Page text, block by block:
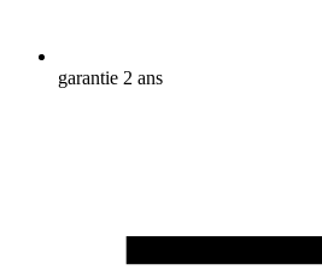
garantie 2 ans